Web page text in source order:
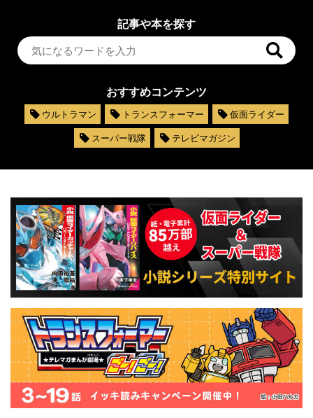
記事や本を探す
おすすめコンテンツ
ウルトラマン トランスフォーマー
仮面ライダー
スーパー戦隊
テレビマガジン